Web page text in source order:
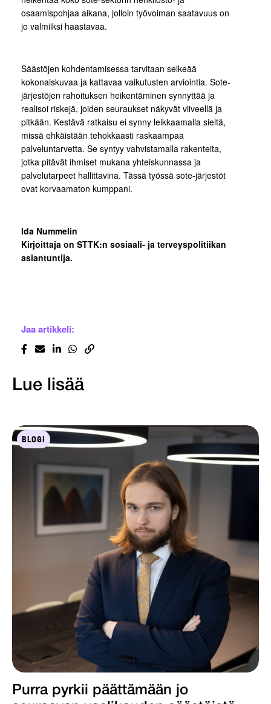
osaamispohjaa aikana, jolloin työvoiman saatavuus on
jo valmiiksi haastavaa.
Säästöjen kohdentamisessa tarvitaan selkeää
kokonaiskuvaa ja kattavaa vaikutusten arviointia. Sote-
järjestöjen rahoituksen heikentäminen synnyttää ja
realisoi riskejä, joiden seuraukset näkyvät viiveellä ja
pitkään. Kestävä ratkaisu ei synny leikkaamalla sieltä,
missä ehkäistään tehokkaasti raskaampaa
palveluntarvetta. Se syntyy vahvistamalla rakenteita,
jotka pitävät ihmiset mukana yhteiskunnassa ja
palvelutarpeet hallittavina. Tässä työssä sote-järjestöt
ovat korvaamaton kumppani.
Ida Nummelin
Kirjoittaja on STTK:n sosiaali- ja terveyspolitiikan
asiantuntija.
Jaa artikkeli:
Lue lisää
BLOGI
Purra pyrkii päättämään jo